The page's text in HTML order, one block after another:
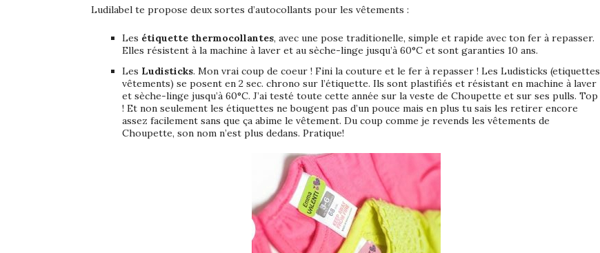
Ludilabel te propose deux sortes d’autocollants pour les vêtements :
Les étiquette thermocollantes, avec une pose traditionelle, simple et rapide avec ton fer à repasser.
Elles résistent à la machine à laver et au sèche-linge jusqu’à 60°C et sont garanties 10 ans.
Les Ludisticks. Mon vrai coup de coeur ! Fini la couture et le fer à repasser ! Les Ludisticks (etiquettes
vêtements) se posent en 2 sec. chrono sur l’étiquette. Ils sont plastifiés et résistant en machine à laver
et sèche-linge jusqu’à 60°C. J’ai testé toute cette année sur la veste de Choupette et sur ses pulls. Top
! Et non seulement les étiquettes ne bougent pas d’un pouce mais en plus tu sais les retirer encore
assez facilement sans que ça abime le vêtement. Du coup comme je revends les vêtements de
Choupette, son nom n’est plus dedans. Pratique!